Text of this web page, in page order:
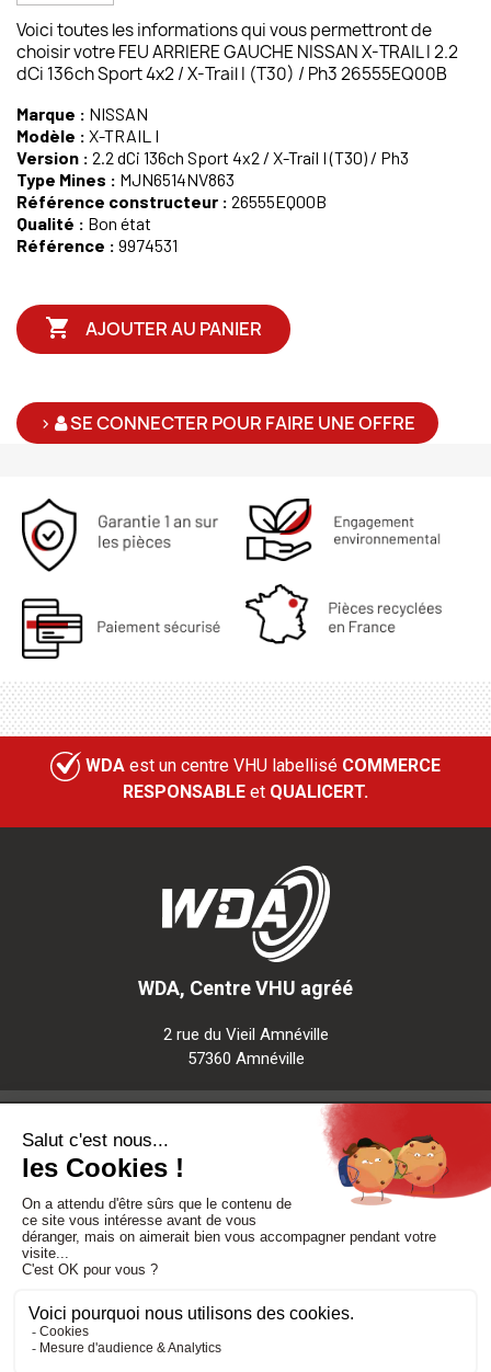
Voici toutes les informations qui vous permettront de
choisir votre FEU ARRIERE GAUCHE NISSAN X-TRAIL I 2.2
dCi 136ch Sport 4x2 / X-Trail I (T30) / Ph3 26555EQ00B
Marque : NISSAN
Modèle : X-TRAIL I
Version : 2.2 dCi 136ch Sport 4x2 / X-Trail I (T30) / Ph3
Type Mines : MJN6514NV863
Référence constructeur : 26555EQ00B
Qualité : Bon état
Référence : 9974531
 AJOUTER AU PANIER
> SE CONNECTER POUR FAIRE UNE OFFRE
WDA est un centre VHU labellisé COMMERCE
RESPONSABLE et QUALICERT.
WDA, Centre VHU agréé
2 rue du Vieil Amnéville
57360 Amnéville
Besoin d'aide